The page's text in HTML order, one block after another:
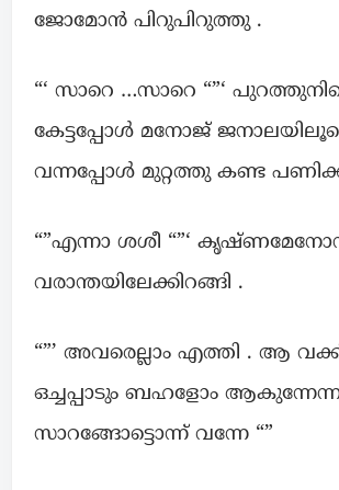
ജോമോൻ പിറുപിറുത്തു .
“‘ സാറെ …സാറെ “”‘
കേട്ടപ്പോൾ മനോജ്
വന്നപ്പോൾ മുറ്റത്തു കണ്ട
“”എന്നാ ശശീ “”‘
വരാന്തയിലേക്കിറങ്ങി .
“”’ അവരെല്ലാം എത്തി . ആ
ഒച്ചപ്പാടും ബഹളോം
സാറങ്ങോട്ടൊന്ന് വന്നേ “”